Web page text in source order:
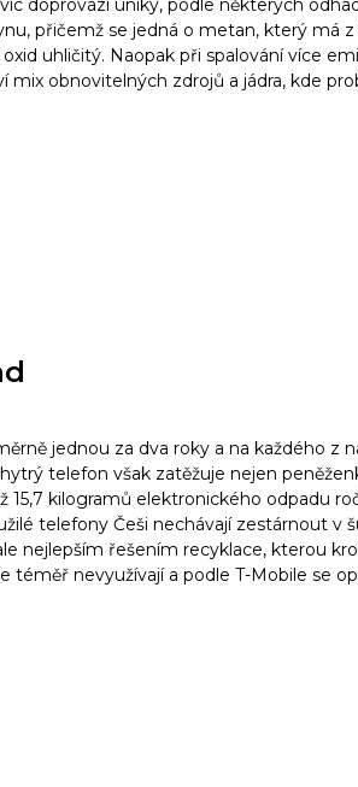
doprovází úniky, podle některých
přičemž se jedná o metan, který má
uhličitý. Naopak při spalování více
mix obnovitelných zdrojů a jádra, kde
jednou za dva roky a na každého z
telefon však zatěžuje nejen
15,7 kilogramů elektronického odpadu
telefony Češi nechávají zestárnout v
nejlepším řešením recyklace, kterou
téměř nevyužívají a podle T-Mobile se